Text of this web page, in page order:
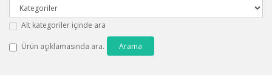
Alt kategoriler içinde ara
Ürün açıklamasında ara.